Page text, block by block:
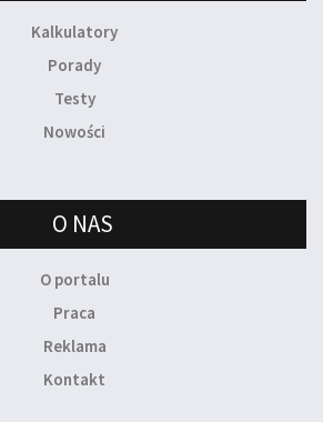
Kalkulatory
Porady
Testy
Nowości
O NAS
O portalu
Praca
Reklama
Kontakt